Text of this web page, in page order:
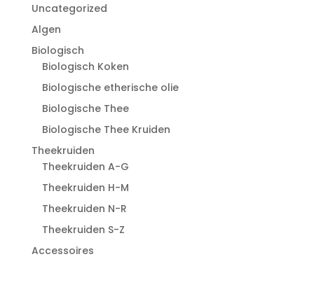
Uncategorized
Algen
Biologisch
Biologisch Koken
Biologische etherische olie
Biologische Thee
Biologische Thee Kruiden
Theekruiden
Theekruiden A-G
Theekruiden H-M
Theekruiden N-R
Theekruiden S-Z
Accessoires